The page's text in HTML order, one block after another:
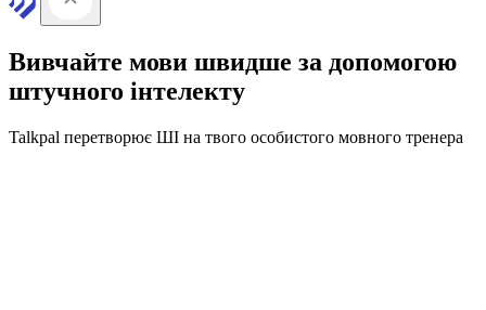
Вивчайте мови швидше за допомогою
штучного інтелекту
Talkpal перетворює ШІ на твого особистого мовного тренера